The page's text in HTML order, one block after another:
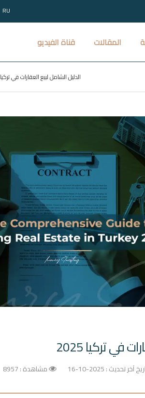
RU
المقالات قناة الفيديو
الدليل الشامل لبيع العقارات في تركيا 2025
في تركيا 2025
آخر تحديث : 2025-10-16 مشاهدة : 8957